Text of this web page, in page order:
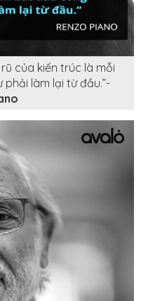
của kiến trúc là mỗi
làm lại từ đầu.”-